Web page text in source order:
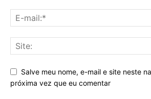
Salve meu nome, e-mail e site neste
próxima vez que eu comentar